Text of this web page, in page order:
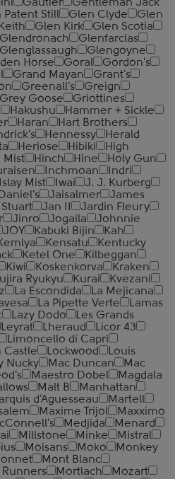
Gautier
Gentleman Jack
Patent Still Glen Clyde
Glen
Glen Kirk
Glen Scotia
Glendronach
Glenfarclas
Glenglassaugh
Glengoyne
Horse Goral
Gordon's
Grand Mayan
Grant's
Greenall's
Greign
Grey Goose
Griottines
Hakushu
Hammer + Sickle
Haran
Hart Brothers
Hennessy
Herald
Heriose Hibiki
High
Mist Hinch Hine
Holy Gun
Inchmoan
Indri
Islay Mist Iwai
J. J. Kurberg
Jaisalmer
James
Jan II
Jardin Fleury
Jinro Jogaila
Johnnie
JOY Kabuki Bijin
Kah
Kensatu
Kentucky
Ketel One
Kilbeggan
Kiwi Koskenkorva
Kraken
Ryukyu Kurai
Kvezani
La Escondida
La Mejicana
La Pipette Verte
Lamas
Lazy Dodo
Les Grands
Leyrat Lheraud
Licor 43
Limoncello di Capri
Castle Lockwood
Louis
Nucky Mac Duncan
Mac
Maestro Dobel
Magdala
Malt B
Manhattan
d'Aguesseau
Martell
Maxime Trijol
Maxximo
Medjida
Menard
Millstone Minke
Mistral
Moisans Moko
Monkey
Mont Blanc
Mortlach
Mozart